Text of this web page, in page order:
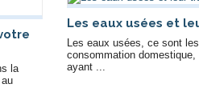
la
Les eaux usées et
Les eaux usées, ce sont
consommation
ayant ...